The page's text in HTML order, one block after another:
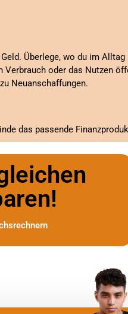
Überlege, wo du im
oder das Nutzen
Neuanschaffungen.